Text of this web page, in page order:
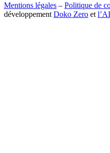
Mentions légales – Politique de
développement Doko Zero et